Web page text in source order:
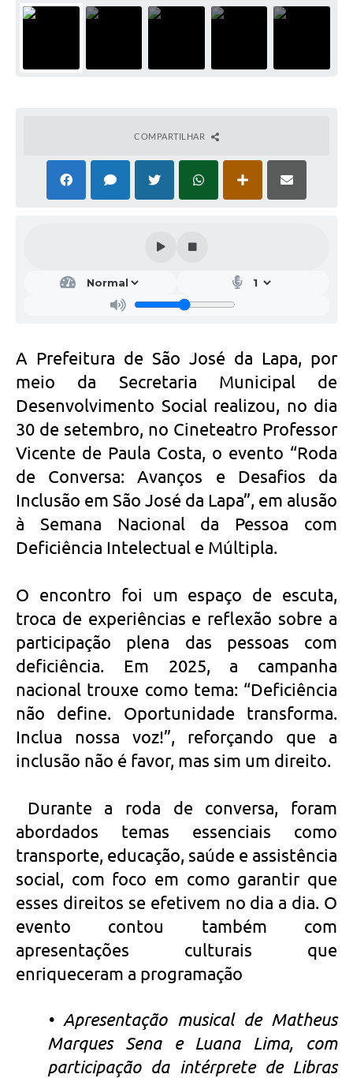
COMPARTILHAR
A Prefeitura de São José da Lapa, por
meio da Secretaria Municipal de
Desenvolvimento Social realizou, no dia
30 de setembro, no Cineteatro Professor
Vicente de Paula Costa, o evento “Roda
de Conversa: Avanços e Desafios da
Inclusão em São José da Lapa”, em alusão
à Semana Nacional da Pessoa com
Deficiência Intelectual e Múltipla.
O encontro foi um espaço de escuta,
troca de experiências e reflexão sobre a
participação plena das pessoas com
deficiência. Em 2025, a campanha
nacional trouxe como tema: “Deficiência
não define. Oportunidade transforma.
Inclua nossa voz!”, reforçando que a
inclusão não é favor, mas sim um direito.
Durante a roda de conversa, foram
abordados temas essenciais como
transporte, educação, saúde e assistência
social, com foco em como garantir que
esses direitos se efetivem no dia a dia. O
evento contou também com
apresentações culturais que
enriqueceram a programação
• Apresentação musical de Matheus
Marques Sena e Luana Lima, com
participação da intérprete de Libras